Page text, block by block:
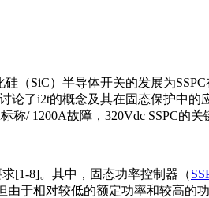
（SiC）半导体开关的发展为
论了i2t的概念及其在固态保护中
/ 1200A故障，320Vdc SSPC的关
[1-8]。其中，固态功率控制器（
于相对较低的额定功率和较高的